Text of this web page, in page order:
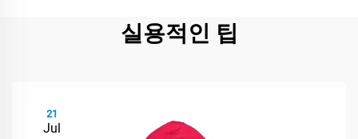
실용적인 팁
21
Jul